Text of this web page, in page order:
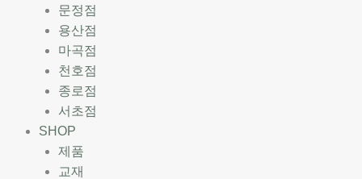
문정점
용산점
마곡점
천호점
종로점
서초점
SHOP
제품
교재